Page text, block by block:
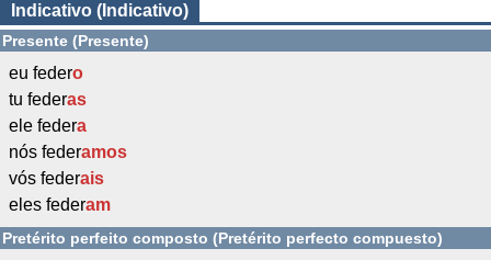
Indicativo (Indicativo)
Presente (Presente)
eu federo
tu federas
ele federa
nós federamos
vós federais
eles federam
Pretérito perfeito composto (Pretérito perfecto compuesto)